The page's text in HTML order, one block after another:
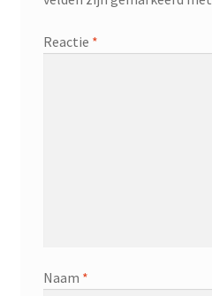
Reactie *
Naam *